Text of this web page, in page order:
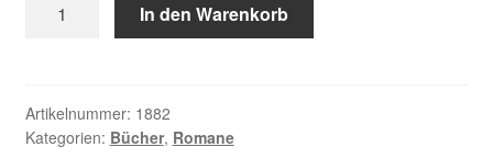
Schamane
Menge
In den Warenkorb
Artikelnummer: 1882
Kategorien: Bücher, Romane